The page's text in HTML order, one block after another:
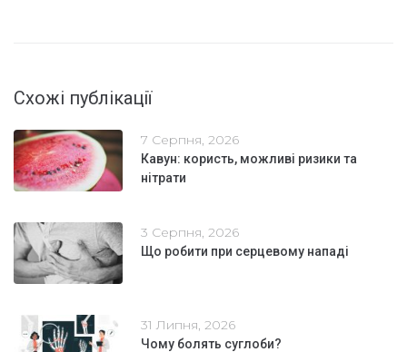
Схожі публікації
7 Серпня, 2026
Кавун: користь, можливі ризики та
нітрати
3 Серпня, 2026
Що робити при серцевому нападі
31 Липня, 2026
Чому болять суглоби?